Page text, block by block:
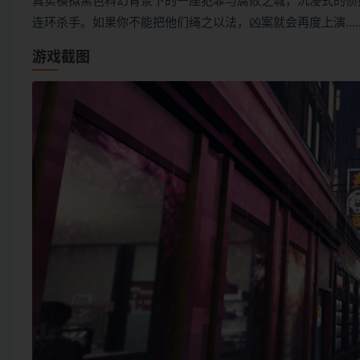
连环杀手。如果你不能把他们绳之以法，凶案就会再度上演
游戏截图